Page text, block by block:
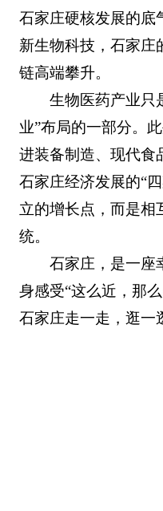
石家庄硬核发展的底
新生物科技，石家庄
链高端攀升。
生物医药产业只
业”布局的一部分。
进装备制造、现代食
石家庄经济发展的“
立的增长点，而是相
统。
石家庄，是一座
身感受“这么近，那
石家庄走一走，逛一